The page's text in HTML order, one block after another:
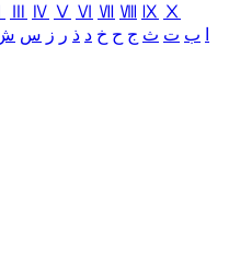
Ⅳ Ⅴ Ⅵ Ⅶ Ⅷ Ⅸ Ⅹ
ب ت ث ج ح خ د ذ ر ز س